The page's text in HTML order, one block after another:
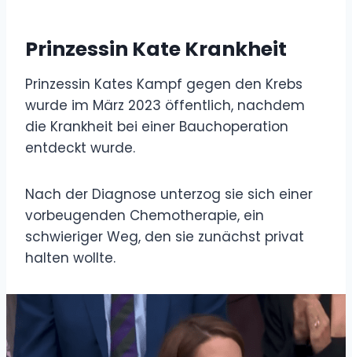
Prinzessin Kate Krankheit
Prinzessin Kates Kampf gegen den Krebs
wurde im März 2023 öffentlich, nachdem
die Krankheit bei einer Bauchoperation
entdeckt wurde.
Nach der Diagnose unterzog sie sich einer
vorbeugenden Chemotherapie, ein
schwieriger Weg, den sie zunächst privat
halten wollte.